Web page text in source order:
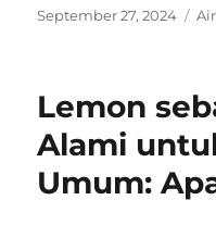
Posted
September 27, 2024
Lemon
Alami
Umum: